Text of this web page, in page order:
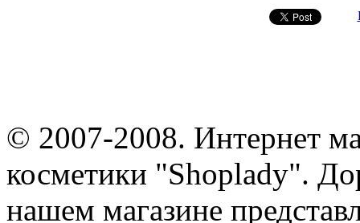
© 2007-2008. Интернет
косметики "Shoplady".
нашем магазине